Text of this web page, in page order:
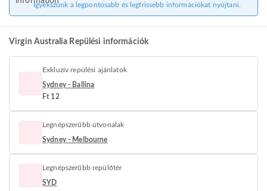
Igyekszünk a legpontosabb és legfrissebb információkat nyújtani.
Virgin Australia Repülési információk
Exkluzív repülési ajánlatok
Sydney - Ballina
Ft 12
Legnépszerűbb útvonalak
Sydney - Melbourne
Legnépszerűbb repülőtér
SYD